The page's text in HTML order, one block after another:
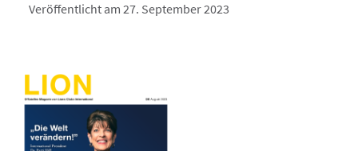
Veröffentlicht am 27. September 2023